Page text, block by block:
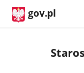
gov.pl